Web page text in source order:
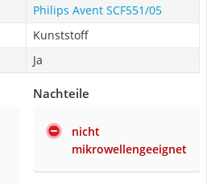
Philips Avent SCF551/05
Kunststoff
Ja
Nachteile
nicht
mikrowellengeeignet